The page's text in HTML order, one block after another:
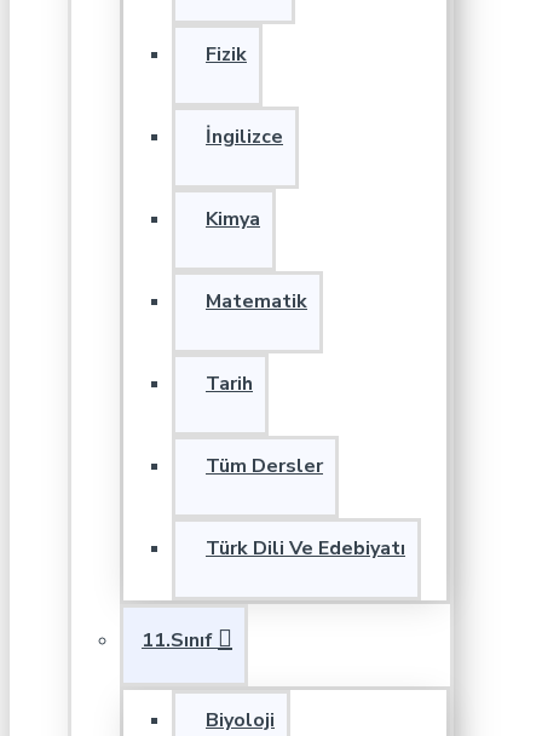
Fizik
İngilizce
Kimya
Matematik
Tarih
Tüm Dersler
Türk Dili Ve Edebiyatı
11.Sınıf
Biyoloji